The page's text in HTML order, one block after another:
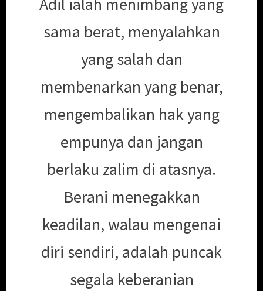
sama berat, menyalahkan
yang salah dan
membenarkan yang benar,
mengembalikan hak yang
empunya dan jangan
berlaku zalim di atasnya.
Berani menegakkan
keadilan, walau mengenai
diri sendiri, adalah puncak
segala keberanian